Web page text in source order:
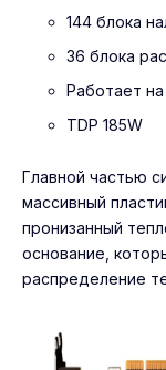
144 блока
36 блока
Работает на
TDP 185W
Главной частью
массивный
пронизанный
основание,
распределение